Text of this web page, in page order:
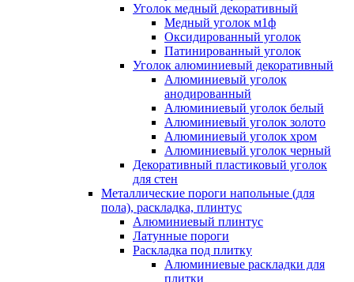
Уголок медный декоративный
Медный уголок м1ф
Оксидированный уголок
Патинированный уголок
Уголок алюминиевый декоративный
Алюминиевый уголок
анодированный
Алюминиевый уголок белый
Алюминиевый уголок золото
Алюминиевый уголок хром
Алюминиевый уголок черный
Декоративный пластиковый уголок
для стен
Металлические пороги напольные (для
пола), раскладка, плинтус
Алюминиевый плинтус
Латунные пороги
Раскладка под плитку
Алюминиевые раскладки для
плитки